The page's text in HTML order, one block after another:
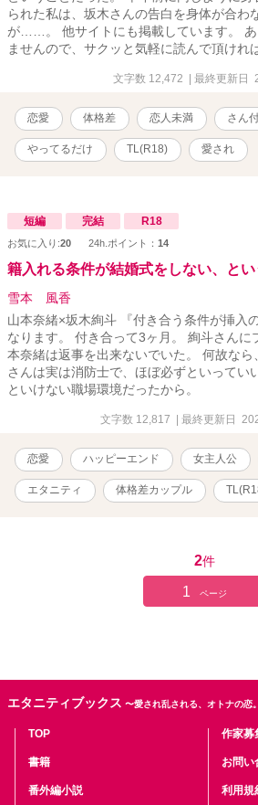
られた私は、坂木さんの告白を身体が合わ
が……。 他サイトにも掲載しています。 あ
ませんので、サクッと気軽に読んで頂けれ
文字数 12,472 | 最終更新日
恋愛 体格差 恋人未満 さん
やってるだけ TL(R18) 愛され
短編 完結 R18
お気に入り:20 24h.ポイント： 14
籍入れる条件が結婚式をしない、とい
雪本 風香
山本奈緒×坂木絢斗 『付き合う条件が挿入
なります。 付き合って3ヶ月。 絢斗さんに
本奈緒は返事を出来ないでいた。 何故な
さんは実は消防士で、ほぼ必ずといってい
といけない職場環境だったから。
文字数 12,817 | 最終更新日
恋愛 ハッピーエンド 女主人公
エタニティ 体格差カップル
2件
1 ページ
エタニティブックス 〜愛され乱される、オトナの恋
TOP
書籍
番外編小説
作家募
お問い
利用規